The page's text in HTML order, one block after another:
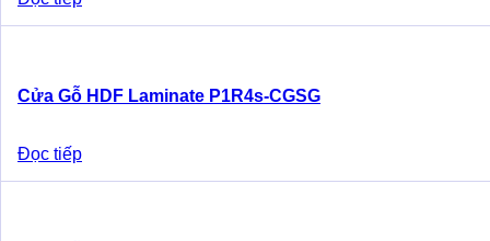
Cửa Gỗ HDF Laminate P1R4s-CGSG
Đọc tiếp